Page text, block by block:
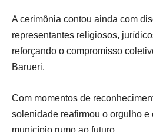
A cerimônia contou ainda com
representantes religiosos,
reforçando o compromisso
Barueri.
Com momentos de
solenidade reafirmou o orgulho
município rumo ao futuro.